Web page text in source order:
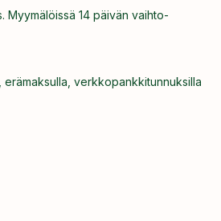
Myymälöissä 14 päivän vaihto-
erämaksulla, verkkopankkitunnuksilla